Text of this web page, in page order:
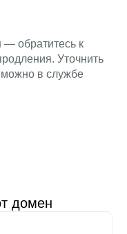
— обратитесь к
Уточнить
можно в службе
домен